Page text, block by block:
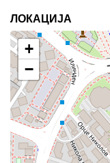
ЛОКАЦИЈА
+
−